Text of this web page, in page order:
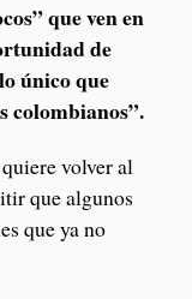
que ven en
de
único que
colombianos”.
volver al
que algunos
que ya no